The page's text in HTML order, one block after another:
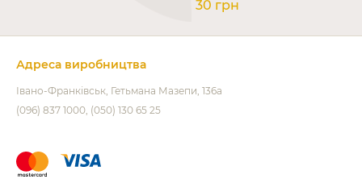
30 грн
Адреса виробництва
Івано-Франківськ Гетьмана Мазепи, 136а
(096) 837 1000 (050) 130 65 25